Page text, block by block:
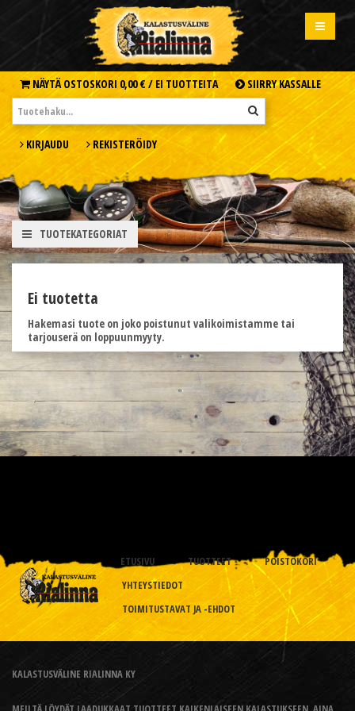
NÄYTÄ OSTOSKORI 0,00 € / EI TUOTTEITA SIIRRY KASSALLE
KIRJAUDU REKISTERÖIDY
TUOTEKATEGORIAT
Ei tuotetta
Hakemasi tuote on joko poistunut valikoimistamme tai
tarjouserä on loppuunmyyty.
ETUSIVU TUOTTEET
POISTOKORI
YHTEYSTIEDOT
TOIMITUSTAVAT JA -EHDOT
KALASTUSVÄLINE RIALINNA KY